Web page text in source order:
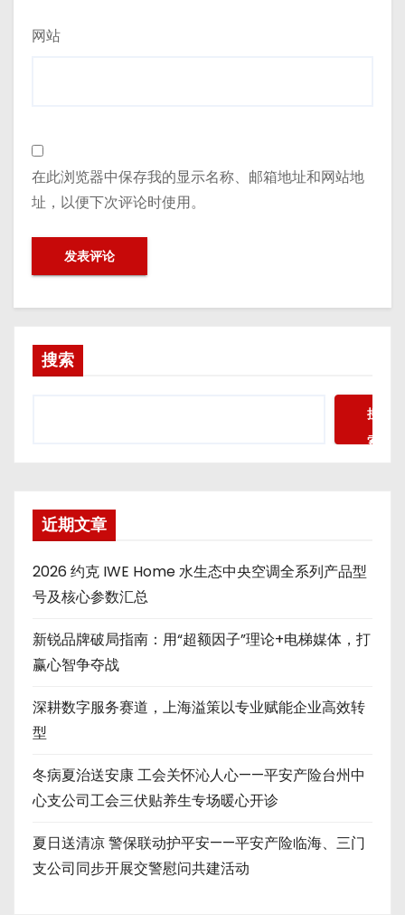
网站
在此浏览器中保存我的显示名称、邮箱地址和网站地
址，以便下次评论时使用。
搜索
搜
索
近期文章
2026 约克 IWE Home 水生态中央空调全系列产品型
号及核心参数汇总
新锐品牌破局指南：用“超额因子”理论+电梯媒体，打
赢心智争夺战
深耕数字服务赛道，上海溢策以专业赋能企业高效转
型
冬病夏治送安康 工会关怀沁人心——平安产险台州中
心支公司工会三伏贴养生专场暖心开诊
夏日送清凉 警保联动护平安——平安产险临海、三门
支公司同步开展交警慰问共建活动